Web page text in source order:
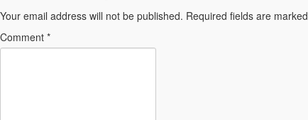
Your email address will not be published. Required fields are marked
Comment *